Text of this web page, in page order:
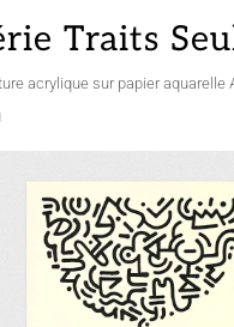
Traits
acrylique sur papier aquarelle